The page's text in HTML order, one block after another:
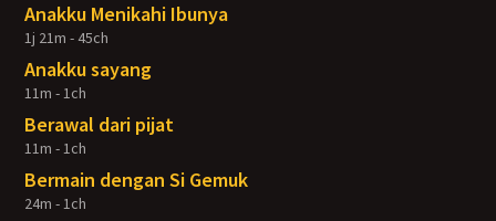
Anakku Menikahi Ibunya
1j 21m - 45ch
Anakku sayang
11m - 1ch
Berawal dari pijat
11m - 1ch
Bermain dengan Si Gemuk
24m - 1ch